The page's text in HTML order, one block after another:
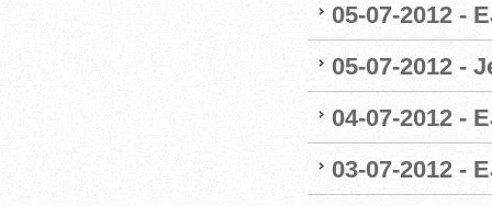
05-07-2012 -
05-07-2012 -
04-07-2012 -
03-07-2012 -